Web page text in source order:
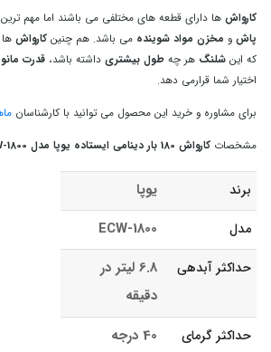
کارواش ها دارای قطعه های مختلفی می باشند اما مهم
پاش و مخزن مواد شوینده می باشد. هم چنین کارواش
که این شلنگ هر چه طول بیشتری داشته باشد، قدرت
اختیار شما قرارمی دهد.
برای مشاوره و خرید این محصول می توانید با کارشناسان
مشخصات کارواش 180 بار دینامی ایستاده یوپا مدل ECW-1800
برند یوپا
مدل ECW-1800
حداکثر آبدهی
6.8 لیتر در
دقیقه
حداکثر گرمای
40 درجه